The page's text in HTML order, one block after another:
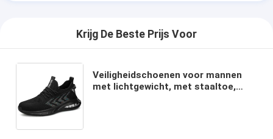
Krijg De Beste Prijs Voor
Veiligheidschoenen voor mannen
met lichtgewicht, met staaltoe,